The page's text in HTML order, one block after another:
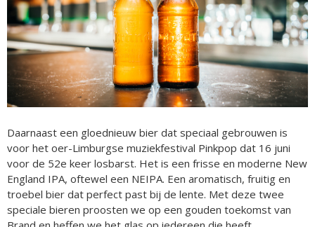
Daarnaast een gloednieuw bier dat speciaal gebrouwen is
voor het oer-Limburgse muziekfestival Pinkpop dat 16 juni
voor de 52e keer losbarst. Het is een frisse en moderne New
England IPA, oftewel een NEIPA. Een aromatisch, fruitig en
troebel bier dat perfect past bij de lente. Met deze twee
speciale bieren proosten we op een gouden toekomst van